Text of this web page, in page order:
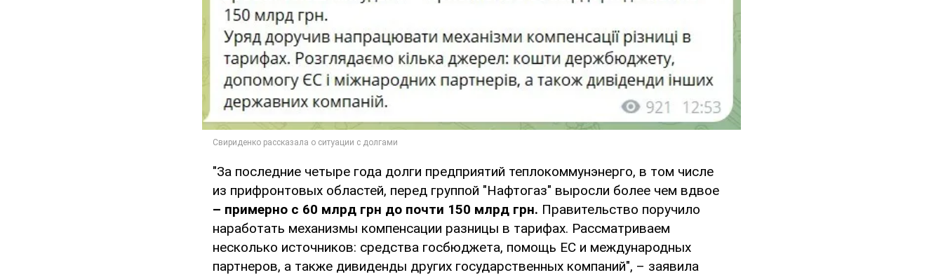
"За последние четыре года долги предприятий теплокоммунэнерго, в том числе
из прифронтовых областей, перед группой "Нафтогаз" выросли более чем вдвое
– примерно с 60 млрд грн до почти 150 млрд грн. Правительство поручило
наработать механизмы компенсации разницы в тарифах. Рассматриваем
несколько источников: средства госбюджета, помощь ЕС и международных
партнеров, а также дивиденды других государственных компаний", – заявила